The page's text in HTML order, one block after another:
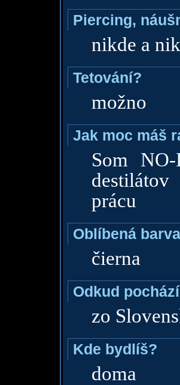
Piercing,
nikde a
Tetování?
možno
Jak moc máš
Som NO-
prácu
Oblíbená
čierna
Odkud
zo
Kde bydlíš?
doma